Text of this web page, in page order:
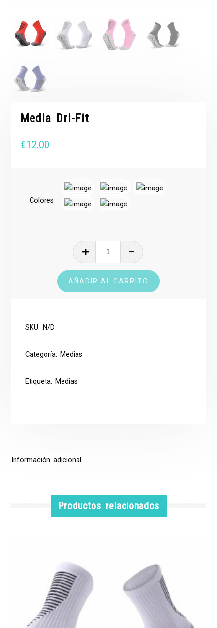
Media Dri-Fit
€12.00
Colores
Fit
cantidad
AÑADIR AL CARRITO
SKU: N/D
Categoría: Medias
Etiqueta: Medias
Información adicional
Productos relacionados